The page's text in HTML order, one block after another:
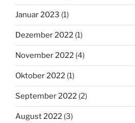
Januar 2023 (1)
Dezember 2022 (1)
November 2022 (4)
Oktober 2022 (1)
September 2022 (2)
August 2022 (3)